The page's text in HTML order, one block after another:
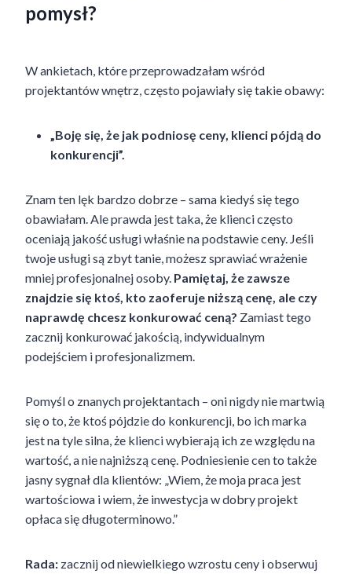
pomysł?
W ankietach, które przeprowadzałam wśród
projektantów wnętrz, często pojawiały się takie obawy:
„Boję się, że jak podniosę ceny, klienci pójdą do
konkurencji”.
Znam ten lęk bardzo dobrze – sama kiedyś się tego
obawiałam. Ale prawda jest taka, że klienci często
oceniają jakość usługi właśnie na podstawie ceny. Jeśli
twoje usługi są zbyt tanie, możesz sprawiać wrażenie
mniej profesjonalnej osoby. Pamiętaj, że zawsze
znajdzie się ktoś, kto zaoferuje niższą cenę, ale czy
naprawdę chcesz konkurować ceną? Zamiast tego
zacznij konkurować jakością, indywidualnym
podejściem i profesjonalizmem.
Pomyśl o znanych projektantach – oni nigdy nie martwią
się o to, że ktoś pójdzie do konkurencji, bo ich marka
jest na tyle silna, że klienci wybierają ich ze względu na
wartość, a nie najniższą cenę. Podniesienie cen to także
jasny sygnał dla klientów: „Wiem, że moja praca jest
wartościowa i wiem, że inwestycja w dobry projekt
opłaca się długoterminowo.”
Rada: zacznij od niewielkiego wzrostu ceny i obserwuj